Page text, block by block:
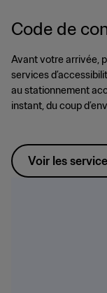
Code de
Avant votre arrivée,
services
au stationnement
instant, du coup
Voir les